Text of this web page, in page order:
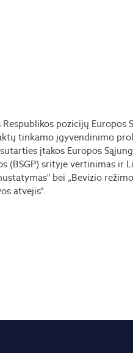
pozicijų Europos
tinkamo įgyvendinimo
įtakos Europos
(BSGP) srityje vertinimas ir
bei „Bevizio
atvejis”.